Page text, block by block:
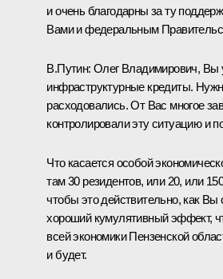
и очень благодарны за ту
Вами и федеральным
В.Путин: Олег Владимирович, Вы
инфраструктурные кредиты.
расходовались. От Вас многое
контролировали эту ситуацию и
Что касается особой
там 30 резидентов, или 20, или
чтобы это действительно, как Вы
хороший кумулятивный эффект,
всей экономики Пензенской
и будет.